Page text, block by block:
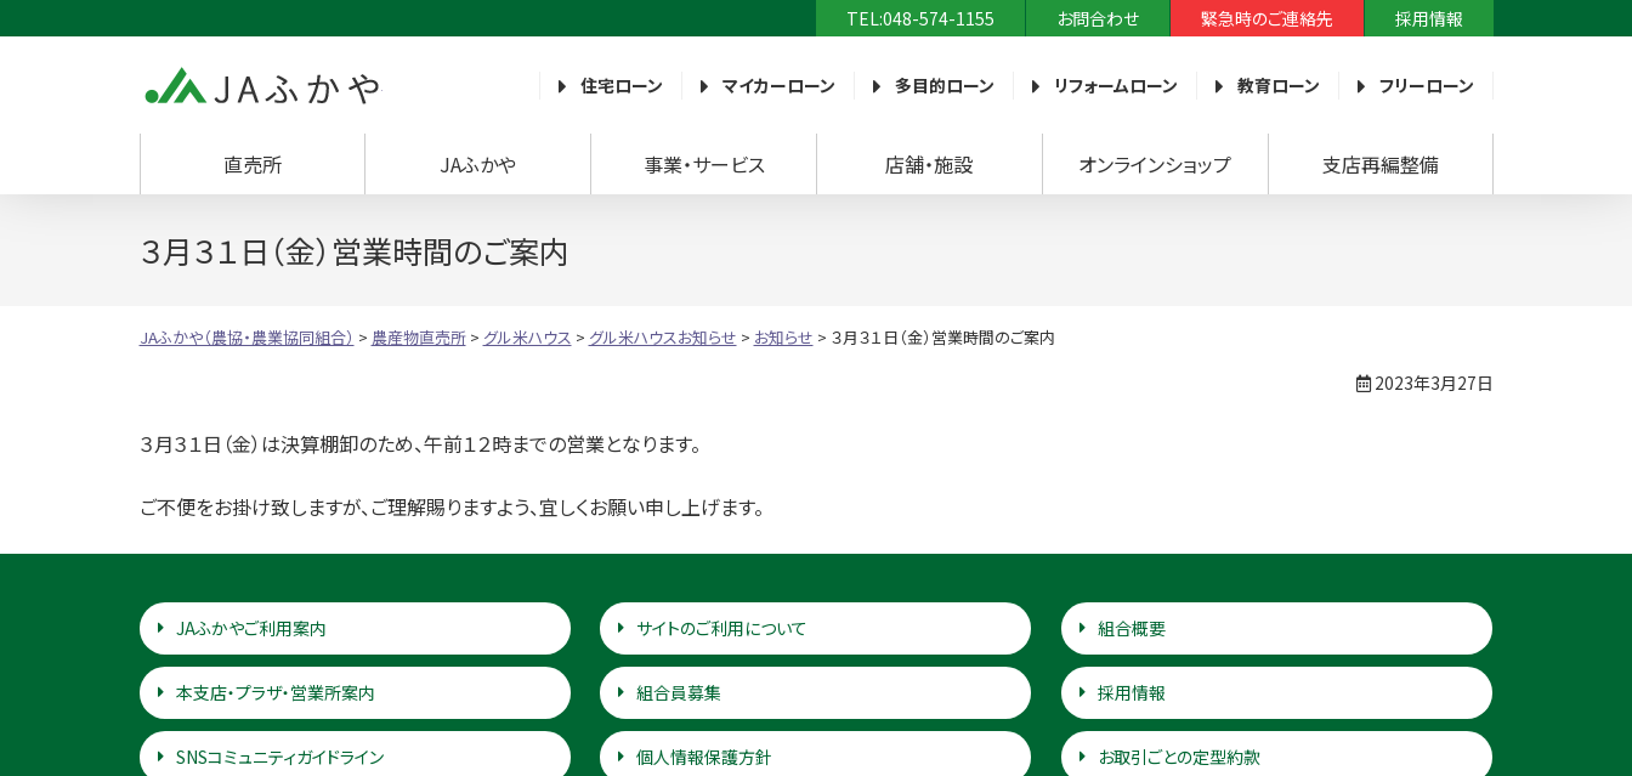
TEL:048-574-1155 お問合わせ 緊急時のご連絡先 採用情報
JAふかや（農協・農業協同組合）
住宅ローン マイカーローン 多目的ローン リフォームローン 教育ローン フリーローン
直売所 JAふかや 事業・サービス 店舗・施設 オンラインショップ 支店再編整備
３月３１日（金）営業時間のご案内
JAふかや（農協・農業協同組合） > 農産物直売所> グル米ハウス > グル米ハウスお知らせ > お知らせ > ３月３１日（金）営業時間のご案内
2023年3月27日
３月３１日（金）は決算棚卸のため、午前１２時までの営業となります。
ご不便をお掛け致しますが、ご理解賜りますよう、宜しくお願い申し上げます。
JAふかやご利用案内 サイトのご利用について 組合概要
本支店・プラザ・営業所案内 組合員募集 採用情報
SNSコミュニティガイドライン 個人情報保護方針 お取引ごとの定型約款